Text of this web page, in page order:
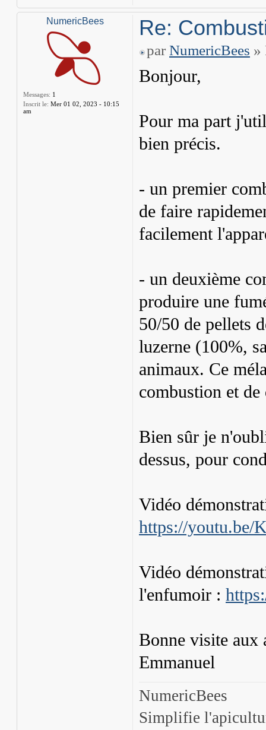
NumericBees
Messages: 1
Inscrit le: Mer 01 02, 2023 - 10:15
am
Re:
par NumericBees »
Bonjour,
Pour ma part
bien précis.
- un premier
de faire
facilement
- un deuxième
produire une
50/50 de pellets
luzerne (100%,
animaux. Ce
combustion et de
Bien sûr je
dessus, pour
Vidéo
https://youtu.be/
Vidéo
l'enfumoir :
Bonne visite aux
Emmanuel
NumericBees
Simplifie